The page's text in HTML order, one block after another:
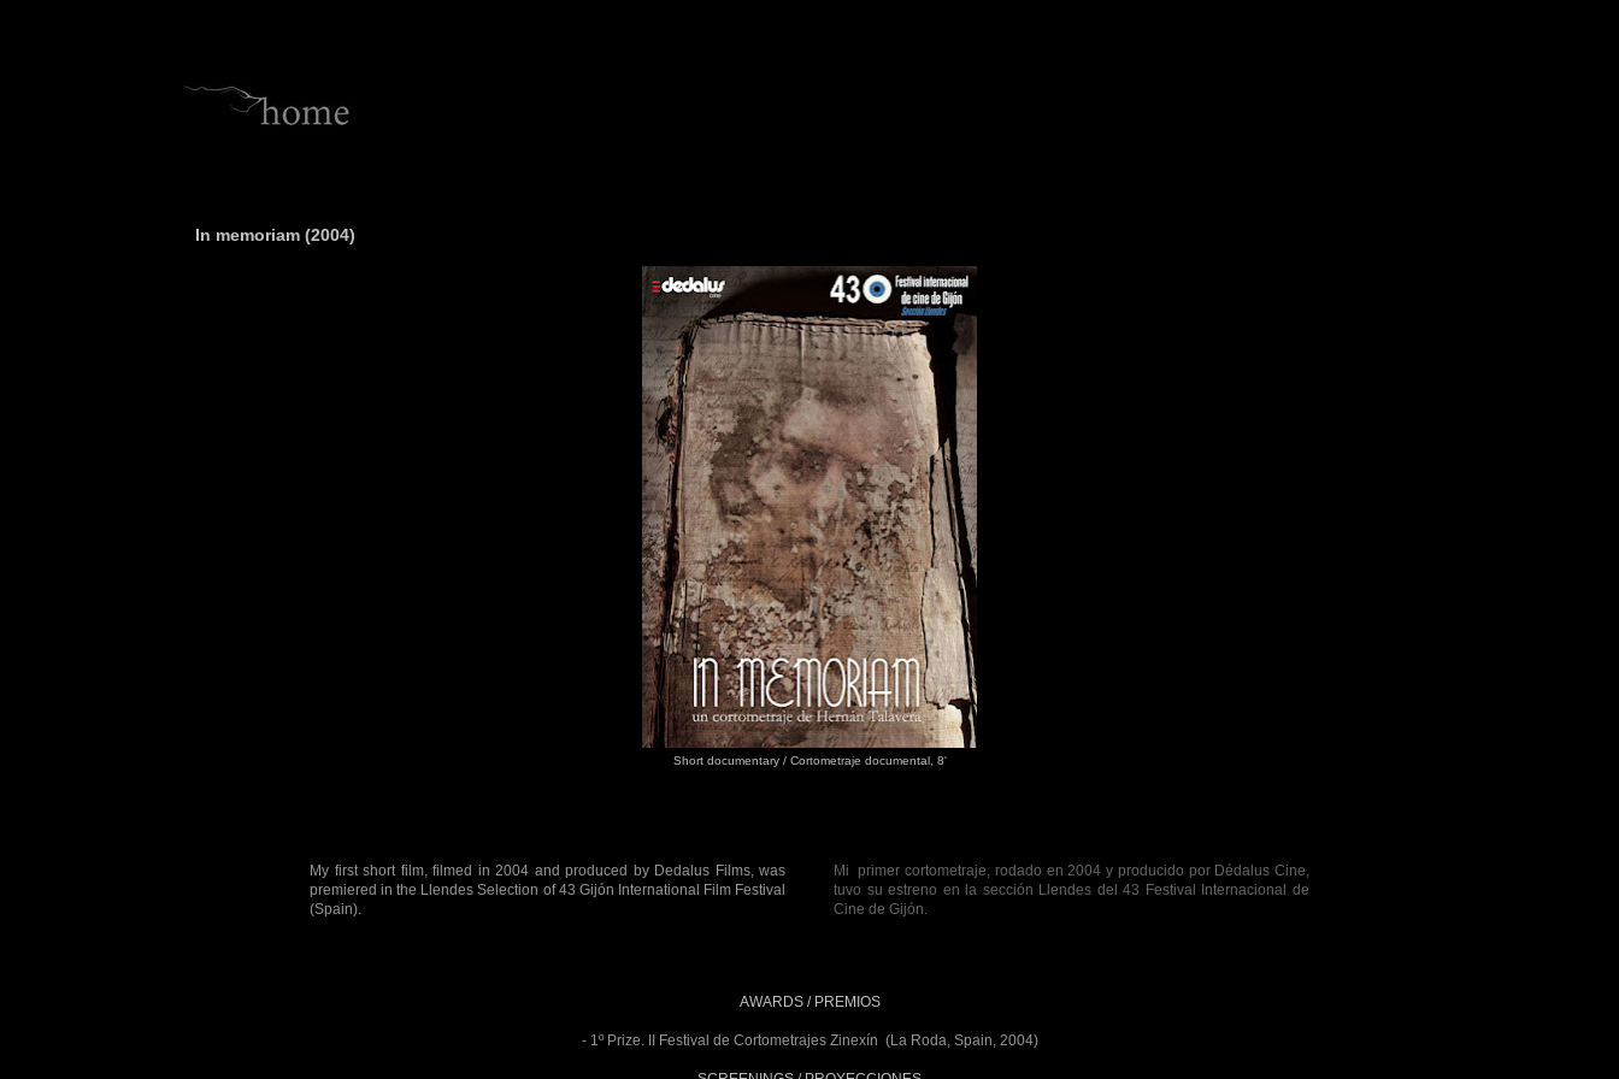
In memoriam (2004)
Short documentary / Cortometraje documental, 8'
My first short film, filmed in 2004 and produced by Dedalus Films, was
premiered in the Llendes Selection of 43 Gijón International Film Festival
(Spain).
Mi primer cortometraje, rodado en 2004 y producido por Dédalus Cine,
tuvo su estreno en la sección Llendes del 43 Festival Internacional de
Cine de Gijón.
AWARDS / PREMIOS
- 1º Prize. II Festival de Cortometrajes Zinexín (La Roda, Spain, 2004)